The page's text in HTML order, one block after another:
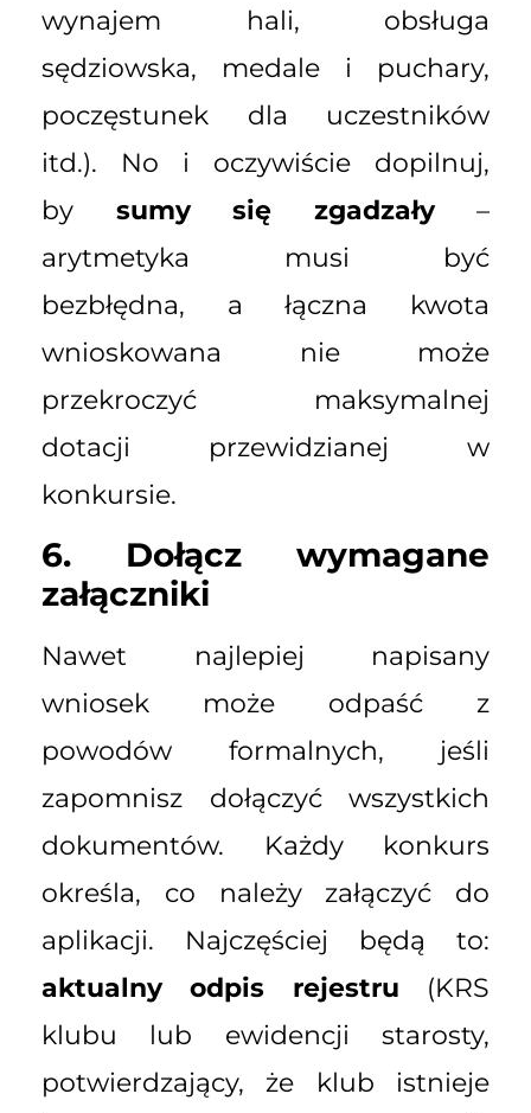
wynajem hali, obsługa
sędziowska, medale i puchary,
poczęstunek dla uczestników
itd.). No i oczywiście dopilnuj,
by sumy się zgadzały–
arytmetyka musi być
bezbłędna, a łączna kwota
wnioskowana nie może
przekroczyć maksymalnej
dotacji przewidzianej w
konkursie.
6. Dołącz wymagane
załączniki
Nawet najlepiej napisany
wniosek może odpaść z
powodów formalnych, jeśli
zapomnisz dołączyć wszystkich
dokumentów. Każdy konkurs
określa, co należy załączyć do
aplikacji. Najczęściej będą to:
aktualny odpis rejestru (KRS
klubu lub ewidencji starosty,
potwierdzający, że klub istnieje